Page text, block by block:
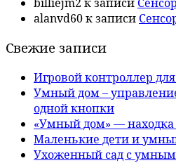
alanvd60к записи
Свежие записи
Игровой контроллер
Умный дом –
одной кнопки
«Умный дом» — находка
Маленькие дети и
Ухоженный сад с